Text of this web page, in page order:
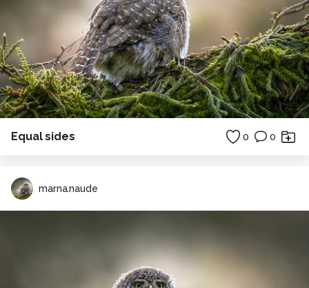
Equal sides 0 0
marna.naude